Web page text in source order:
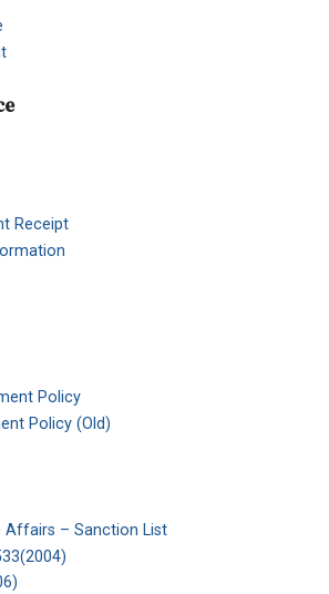
Receipt
Policy
Policy (Old)
Affairs – Sanction List